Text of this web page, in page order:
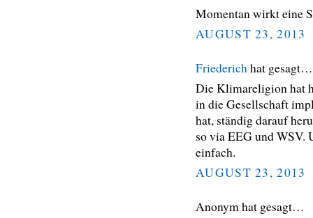
Momentan wirkt eine
AUGUST 23, 2013
Friederichhat gesagt…
Die Klimareligion hat
in die Gesellschaft
hat, ständig darauf
so via EEG und WSV.
einfach.
AUGUST 23, 2013
Anonym hat gesagt…